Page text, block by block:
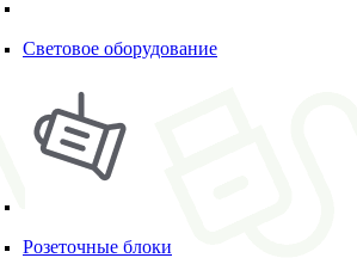
Световое оборудование
Розеточные блоки